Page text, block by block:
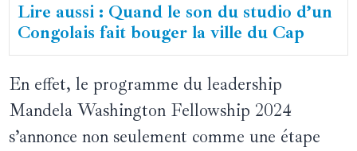
Lire aussi : Quand le son du studio d’un
Congolais fait bouger la ville du Cap
En effet, le programme du leadership
Mandela Washington Fellowship 2024
s’annonce non seulement comme une étape